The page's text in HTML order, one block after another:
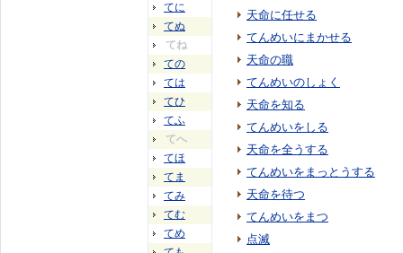
てに
てぬ
てね
ての
ては
てひ
てふ
てへ
てほ
てま
てみ
てむ
てめ
天命に任せる
てんめいにまかせる
天命の職
てんめいのしょく
天命を知る
てんめいをしる
天命を全うする
てんめいをまっとうする
天命を待つ
てんめいをまつ
点滅